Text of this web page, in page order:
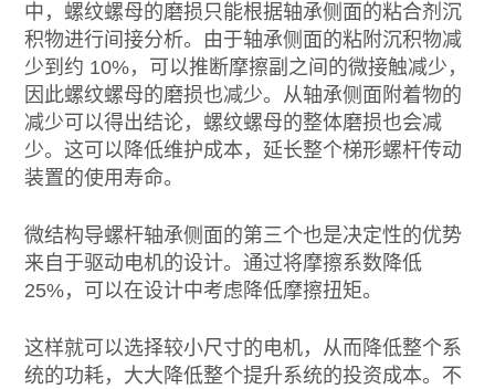
中，螺纹螺母的磨损只能根据轴承侧面的粘合剂沉
积物进行间接分析。由于轴承侧面的粘附沉积物减
少到约 10%，可以推断摩擦副之间的微接触减少，
因此螺纹螺母的磨损也减少。从轴承侧面附着物的
减少可以得出结论，螺纹螺母的整体磨损也会减
少。这可以降低维护成本，延长整个梯形螺杆传动
装置的使用寿命。
微结构导螺杆轴承侧面的第三个也是决定性的优势
来自于驱动电机的设计。通过将摩擦系数降低
25%，可以在设计中考虑降低摩擦扭矩。
这样就可以选择较小尺寸的电机，从而降低整个系
统的功耗，大大降低整个提升系统的投资成本。不